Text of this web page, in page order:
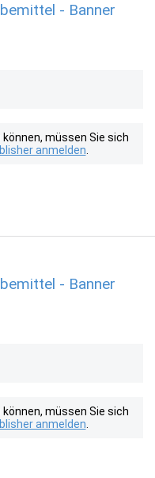
- Banner
müssen Sie sich
anmelden
- Banner
müssen Sie sich
anmelden